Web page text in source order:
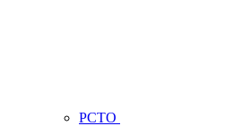
PCTO